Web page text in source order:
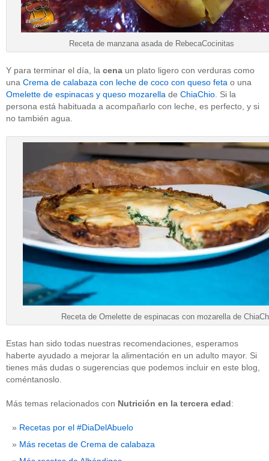
Receta de manzana asada de RebecaCocinitas
Y para terminar el día, la cena un plato ligero con verduras como
una Crema de calabaza con leche de coco con queso feta o una
Omelette de espinacas y queso mozarella de ChiaChio . Si la
persona está habituada a acompañarlo con leche, es perfecto, y si
no también agua.
Receta de Omelette de espinacas con mozarella de
Estas han sido todas nuestras recomendaciones, esperamos
haberte ayudado a mejorar la alimentación en un adulto mayor. Si
tienes más dudas o sugerencias que podemos incluir en este blog,
coméntanoslo.
Más temas relacionados con Nutrición en la tercera edad:
Recetas por el #DiaDelAbuelo
Más recetas de Crema de calabaza